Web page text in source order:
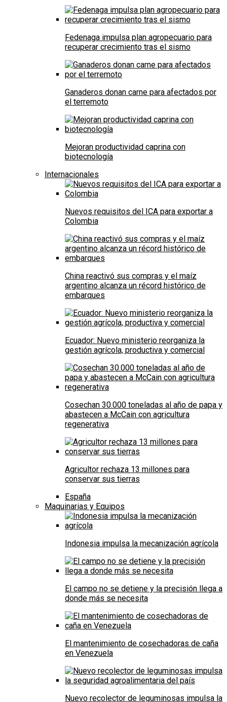
Fedenaga impulsa plan agropecuario para
recuperar crecimiento tras el sismo
Ganaderos donan carne para afectados por
el terremoto
Mejoran productividad caprina con
biotecnología
Internacionales
Nuevos requisitos del ICA para exportar a
Colombia
China reactivó sus compras y el maíz
argentino alcanza un récord histórico de
embarques
Ecuador: Nuevo ministerio reorganiza la
gestión agrícola, productiva y comercial
Cosechan 30.000 toneladas al año de papa y
abastecen a McCain con agricultura
regenerativa
Agricultor rechaza 13 millones para
conservar sus tierras
España
Maquinarias y Equipos
Indonesia impulsa la mecanización agrícola
El campo no se detiene y la precisión llega a
donde más se necesita
El mantenimiento de cosechadoras de caña
en Venezuela
Nuevo recolector de leguminosas impulsa la